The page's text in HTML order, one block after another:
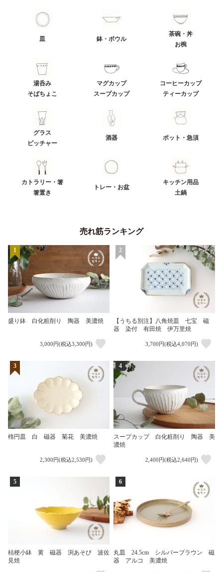
皿 鉢・ボウル
茶碗・丼
お椀
湯呑み
そばちょこ
マグカップ
スープカップ
コーヒーカップ
ティーカップ
グラス
ピッチャー
酒器 ポット・急須
カトラリー・箸
箸置き
トレー・お盆
キッチン用品
土鍋
売れ筋ランキング
1
盛り鉢 白化粧削り 陶器 美濃焼
3,000円(税込3,300円)
2
【うちる別注】八角焼皿 七宝 磁
器 染付 有田焼 伊万里焼
3,700円(税込4,070円)
3
楕円皿 白 磁器 菊花 美濃焼
2,300円(税込2,530円)
4
スープカップ 白化粧削り 陶器 美
濃焼
2,400円(税込2,640円)
5
桔梗小鉢 黄 磁器 渕あそび 波佐
見焼
6
丸皿 24.5cm シルバーブラウン 磁
器 アルコ 美濃焼